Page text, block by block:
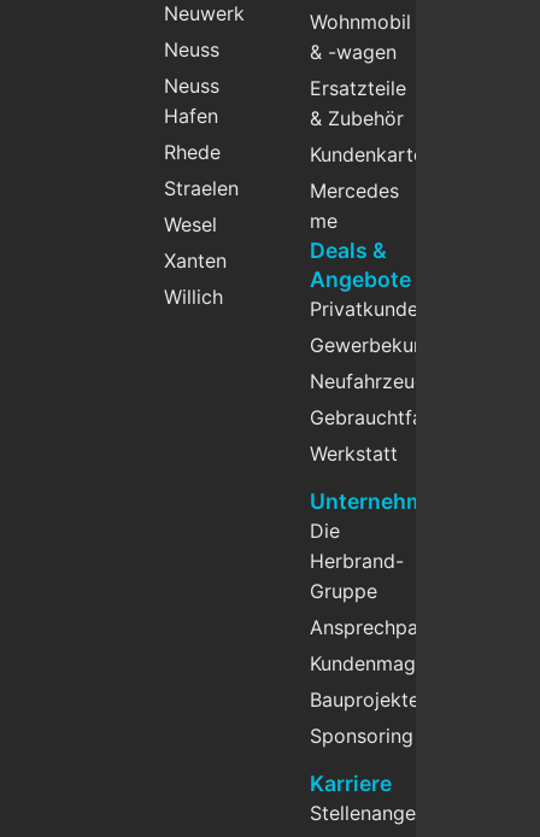
Neuwerk
Neuss
Neuss
Hafen
Rhede
Straelen
Wesel
Xanten
Willich
Wohnmobil
& -wagen
Ersatzteile
& Zubehör
Kundenkarte
Mercedes
me
Deals &
Angebote
Privatkunden
Gewerbekunden
Neufahrzeuge
Gebrauchtfahrzeuge
Werkstatt
Unternehmen
Die
Herbrand-
Gruppe
Ansprechpartner
Kundenmagazin
Bauprojekte
Sponsoring
Karriere
Stellenangebote